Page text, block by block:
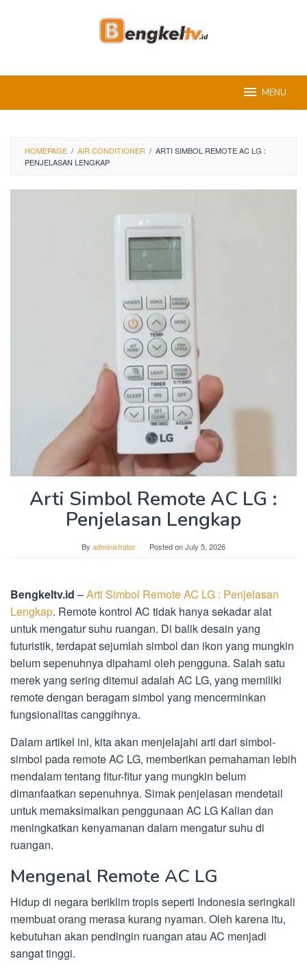
MENU
HOMEPAGE / AIR CONDITIONER / ARTI SIMBOL REMOTE AC LG :
PENJELASAN LENGKAP
Arti Simbol Remote AC LG :
Penjelasan Lengkap
By administrator Posted onJuly 5, 2026
Bengkeltv.id –Arti Simbol Remote AC LG : Penjelasan
Lengkap. Remote kontrol AC tidak hanya sekadar alat
untuk mengatur suhu ruangan. Di balik desain yang
futuristik, terdapat sejumlah simbol dan ikon yang mungkin
belum sepenuhnya dipahami oleh pengguna. Salah satu
merek yang sering ditemui adalah AC LG, yang memiliki
remote dengan beragam simbol yang mencerminkan
fungsionalitas canggihnya.
Dalam artikel ini, kita akan menjelajahi arti dari simbol-
simbol pada remote AC LG, memberikan pemahaman lebih
mendalam tentang fitur-fitur yang mungkin belum
dimanfaatkan sepenuhnya. Simak penjelasan mendetail
untuk memaksimalkan penggunaan AC LG Kalian dan
meningkatkan kenyamanan dalam mengatur suhu di
ruangan.
Mengenal Remote AC LG
Hidup di negara beriklim tropis seperti Indonesia seringkali
membuat orang merasa kurang nyaman. Oleh karena itu,
kebutuhan akan pendingin ruangan atau AC menjadi
sangat tinggi.